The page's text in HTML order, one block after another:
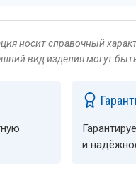
носит справочный
вид изделия могут
и